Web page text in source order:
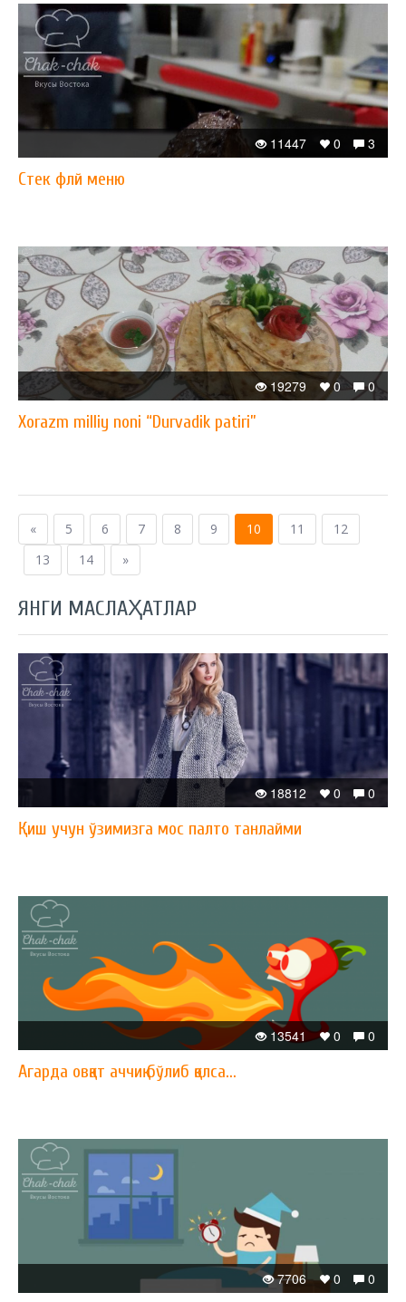
3
0
11447
Стек флй меню
0
0
19279
Xorazm milliy noni “Durvadik patiri”
« 5 6 7 8 9 10 11
12
13
14 »
ЯНГИ МАСЛАҲАТЛАР
0
0
18812
Қиш учун ўзимизга мос палто танлайми
0
0
13541
Агарда овқат аччиқ бўлиб қолса...
0
0
7706